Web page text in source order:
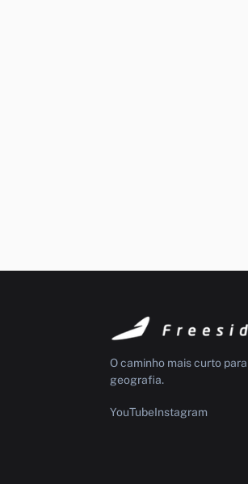
O caminho mais curto
geografia.
YouTubeInstagram